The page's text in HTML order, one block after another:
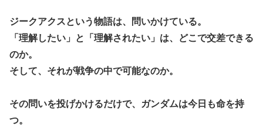
ジークアクスという物語は、問いかけている。
「理解したい」と「理解されたい」は、どこで交差できる
のか。
そして、それが戦争の中で可能なのか。
その問いを投げかけるだけで、ガンダムは今日も命を持
つ。